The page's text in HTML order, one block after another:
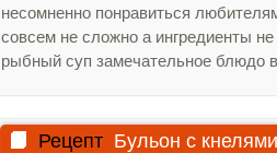
несомненно понравиться
совсем не сложно а ингредиенты
рыбный суп замечательное блюдо
Рецепт Бульон с кнелями